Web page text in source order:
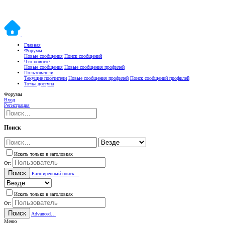
Главная
Форумы
Новые сообщения Поиск сообщений
Что нового?
Новые сообщения Новые сообщения профилей
Пользователи
Текущие посетители Новые сообщения профилей Поиск сообщений профилей
Точка доступа
Форумы
Вход
Регистрация
Поиск
Искать только в заголовках
От:
Поиск Расширенный поиск…
Искать только в заголовках
От:
Поиск
Advanced…
Меню